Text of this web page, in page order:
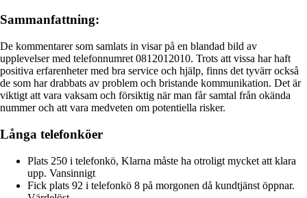
Sammanfattning:
De kommentarer som samlats in visar på en blandad bild av
upplevelser med telefonnumret 0812012010. Trots att vissa har haft
positiva erfarenheter med bra service och hjälp, finns det tyvärr också
de som har drabbats av problem och bristande kommunikation. Det är
viktigt att vara vaksam och försiktig när man får samtal från okända
nummer och att vara medveten om potentiella risker.
Långa telefonköer
Plats 250 i telefonkö, Klarna måste ha otroligt mycket att klara
upp. Vansinnigt
Fick plats 92 i telefonkö 8 på morgonen då kundtjänst öppnar.